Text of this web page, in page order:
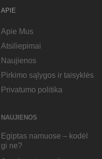
APIE
Apie Mus
Atsiliepimai
Naujienos
Pirkimo sąlygos ir taisyklės
Privatumo politika
NAUJIENOS
Egiptas namuose – kodėl
gi ne?